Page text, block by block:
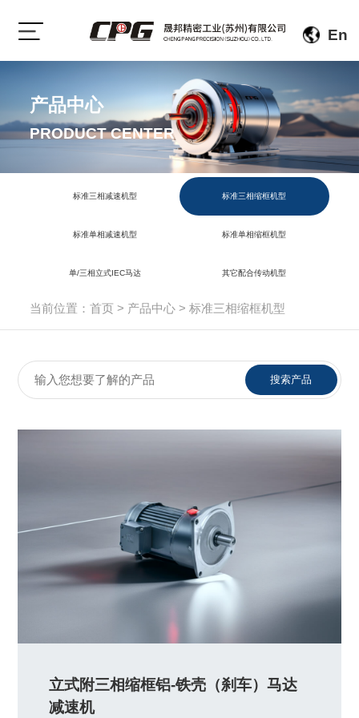
En
产品中心
PRODUCT CENTER
标准三相减速机型 标准三相缩框机型
标准单相减速机型 标准单相缩框机型
单/三相立式IEC马达 其它配合传动机型
当前位置：首页 > 产品中心 >标准三相缩框机型
立式附三相缩框铝-铁壳（刹车）马达
减速机